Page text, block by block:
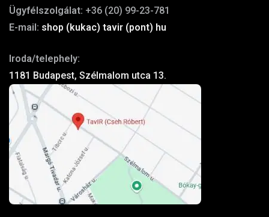
Ügyfélszolgálat: +36 (20) 99-23-781
E-mail: shop (kukac) tavir (pont) hu
Iroda/telephely:
1181 Budapest, Szélmalom utca 13.